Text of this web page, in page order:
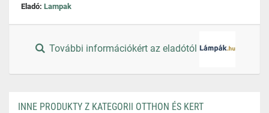
Eladó: Lampak
További információkért az eladótól
INNE PRODUKTY Z KATEGORII OTTHON ÉS KERT